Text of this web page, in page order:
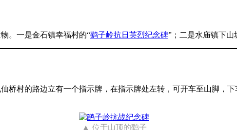
。一是金石镇幸福村的“鹞子岭抗日英烈纪念碑”；二是水庙镇下山
桥村的路边立有一个指示牌，在指示牌处左转，可开车至山脚，
位于山顶的鹞子